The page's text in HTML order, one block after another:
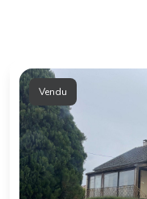
Vendu